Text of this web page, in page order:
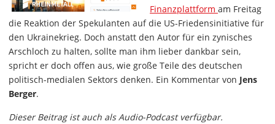
Finanzplattform am Freitag
die Reaktion der Spekulanten auf die US-Friedensinitiative für
den Ukrainekrieg. Doch anstatt den Autor für ein zynisches
Arschloch zu halten, sollte man ihm lieber dankbar sein,
spricht er doch offen aus, wie große Teile des deutschen
politisch-medialen Sektors denken. Ein Kommentar von Jens
Berger.
Dieser Beitrag ist auch als Audio-Podcast verfügbar.